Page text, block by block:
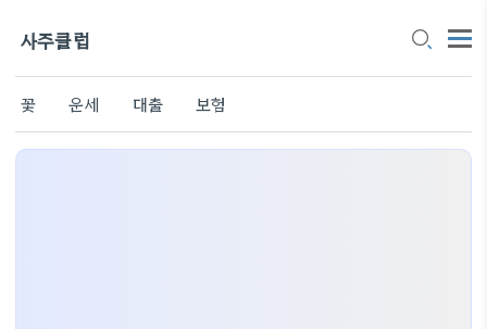
사주클럽
꽃 운세 대출 보험